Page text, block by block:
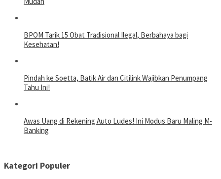
BPOM Tarik 15 Obat Tradisional Ilegal, Berbahaya bagi
Kesehatan!
Pindah ke Soetta, Batik Air dan Citilink Wajibkan Penumpang
Tahu Ini!
Awas Uang di Rekening Auto Ludes! Ini Modus Baru Maling M-
Banking
Kategori Populer